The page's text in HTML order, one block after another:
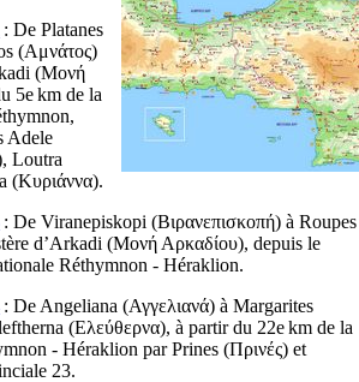
: De Platanes
(Αμνάτος)
(Μονή
5e km de la
Adele
Loutra
(Κυριάννα).
: De Viranepiskopi (Βιρανεπισκοπή) à Roupes
d’Arkadi (Μονή Αρκαδίου), depuis le
Réthymnon - Héraklion.
: De Angeliana (Αγγελιανά) à Margarites
(Ελεύθερνα), à partir du 22e km de la
- Héraklion par Prines (Πρινές) et
23.